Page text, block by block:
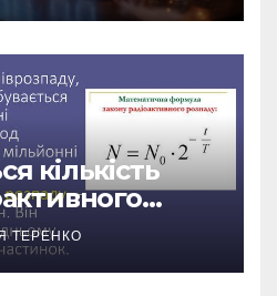
кількість
ТЕРЕНКО